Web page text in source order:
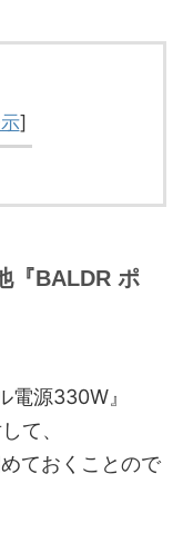
]
『BALDR ポ
電源330W』
て、
ておくことので